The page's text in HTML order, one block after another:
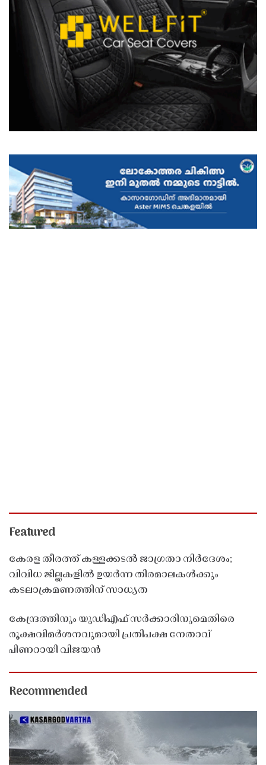
Featured
കേരള തീരത്ത് കള്ളക്കടൽ ജാഗ്രതാ നിർദേശം;
വിവിധ ജില്ലകളിൽ ഉയർന്ന തിരമാലകൾക്കും
കടലാക്രമണത്തിന് സാധ്യത
കേന്ദ്രത്തിനും യുഡിഎഫ് സർക്കാരിനുമെതിരെ
രൂക്ഷവിമർശനവുമായി പ്രതിപക്ഷ നേതാവ്
പിണറായി വിജയൻ
Recommended